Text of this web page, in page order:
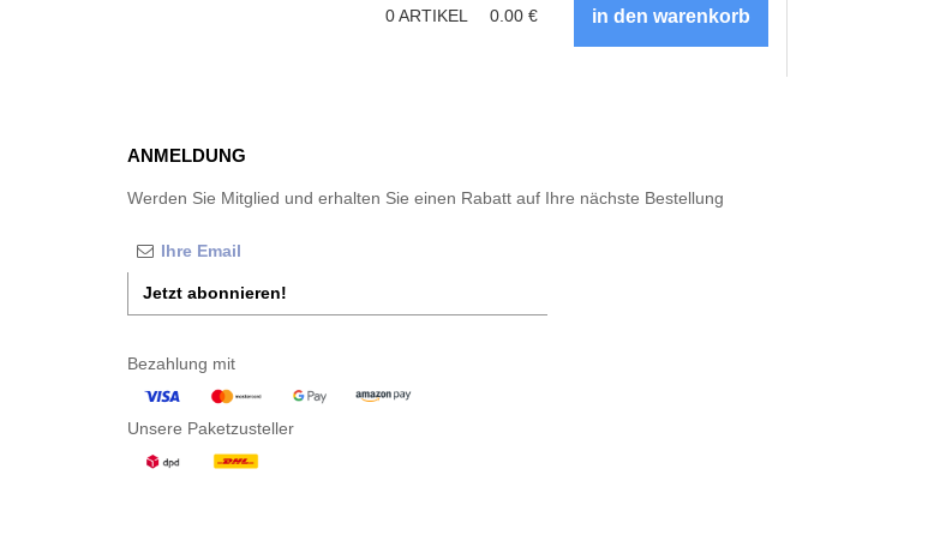
0ARTIKEL 0.00 €
ANMELDUNG
Werden Sie Mitglied und erhalten Sie einen Rabatt auf Ihre nächste Bestellung
Jetzt abonnieren!
Bezahlung mit
Unsere Paketzusteller